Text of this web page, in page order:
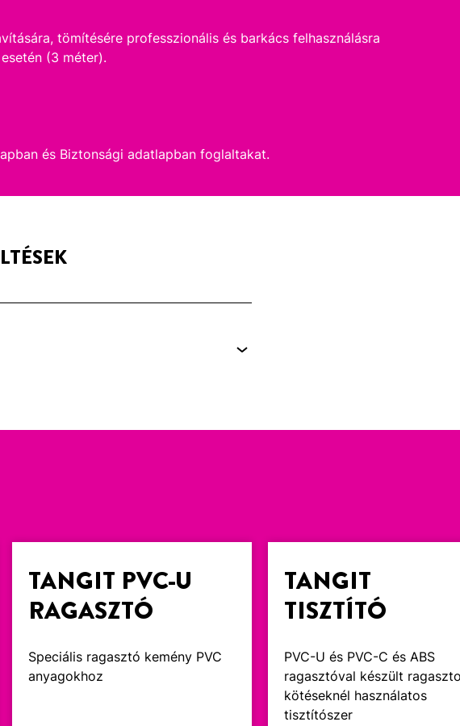
tömítésére professzionális és barkács felhasználásra
(3 méter).
és Biztonsági adatlapban foglaltakat.
TANGIT PVC-U
RAGASZTÓ
Speciális ragasztó kemény PVC
anyagokhoz
TANGIT
TISZTÍTÓ
PVC-U és PVC-C és ABS
ragasztóval készült
kötéseknél használatos
tisztítószer